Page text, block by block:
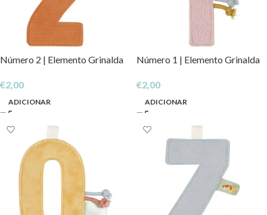
Número 2 | Elemento Grinalda
€2,00
ADICIONAR
Número 1 | Elemento Grinalda
€2,00
ADICIONAR